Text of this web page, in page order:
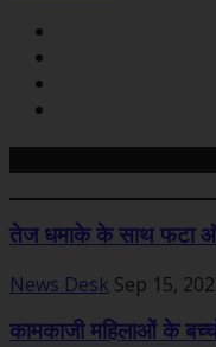
तेज धमाके के साथ फटा
News Desk Sep 15,
कामकाजी महिलाओं के